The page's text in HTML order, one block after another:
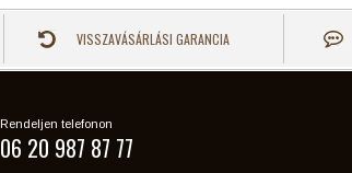
VISSZAVÁSÁRLÁSI GARANCIA
Rendeljen telefonon
06 20 987 87 77